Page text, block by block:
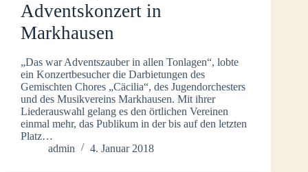
Adventskonzert in
Markhausen
„Das war Adventszauber in allen Tonlagen“, lobte
ein Konzertbesucher die Darbietungen des
Gemischten Chores „Cäcilia“, des Jugendorchesters
und des Musikvereins Markhausen. Mit ihrer
Liederauswahl gelang es den örtlichen Vereinen
einmal mehr, das Publikum in der bis auf den letzten
Platz…
admin
4. Januar 2018